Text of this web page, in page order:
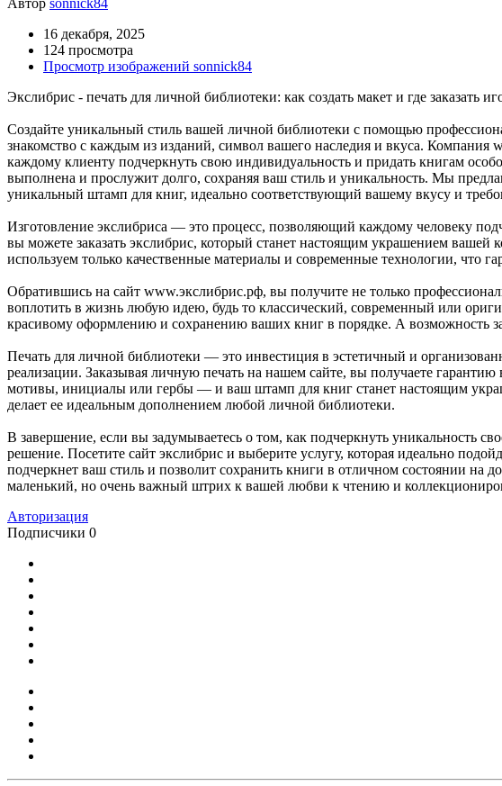
Автор sonnick84
16 декабря, 2025
124 просмотра
Просмотр изображений sonnick84
Экслибрис - печать для личной библиотеки: как создать макет и где заказать
Создайте уникальный стиль вашей личной библиотеки с помощью
знакомство с каждым из изданий, символ вашего наследия и вкуса. Компания
каждому клиенту подчеркнуть свою индивидуальность и придать книгам
выполнена и прослужит долго, сохраняя ваш стиль и уникальность. Мы
уникальный штамп для книг, идеально соответствующий вашему вкусу и
Изготовление экслибриса — это процесс, позволяющий каждому человеку
вы можете заказать экслибрис, который станет настоящим украшением
используем только качественные материалы и современные технологии, что
Обратившись на сайт www.экслибрис.рф, вы получите не только
воплотить в жизнь любую идею, будь то классический, современный или
красивому оформлению и сохранению ваших книг в порядке. А возможность
Печать для личной библиотеки — это инвестиция в эстетичный и
реализации. Заказывая личную печать на нашем сайте, вы получаете
мотивы, инициалы или гербы — и ваш штамп для книг станет настоящим
делает ее идеальным дополнением любой личной библиотеки.
В завершение, если вы задумываетесь о том, как подчеркнуть уникальность
решение. Посетите сайт экслибрис и выберите услугу, которая идеально
подчеркнет ваш стиль и позволит сохранить книги в отличном состоянии на
маленький, но очень важный штрих к вашей любви к чтению и
Авторизация
Подписчики 0